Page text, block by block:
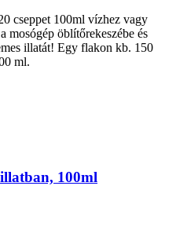
cseppet 100ml vízhez vagy
mosógép öblítőrekeszébe és
illatát! Egy flakon kb. 150
ml.
100ml